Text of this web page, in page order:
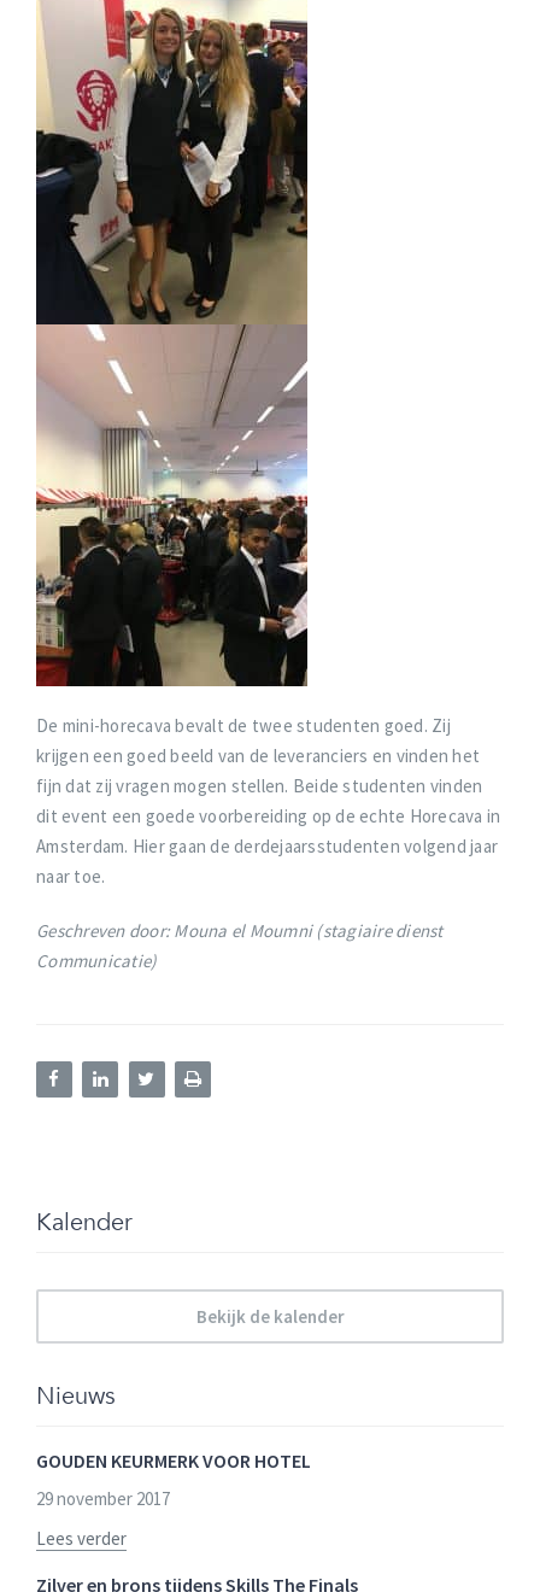
De mini-horecava bevalt de twee studenten goed. Zij
krijgen een goed beeld van de leveranciers en vinden het
fijn dat zij vragen mogen stellen. Beide studenten vinden
dit event een goede voorbereiding op de echte Horecava in
Amsterdam. Hier gaan de derdejaarsstudenten volgend jaar
naar toe.
Geschreven door: Mouna el Moumni (stagiaire dienst
Communicatie)
Kalender
Bekijk de kalender
Nieuws
GOUDEN KEURMERK VOOR HOTEL
29 november 2017
Lees verder
Zilver en brons tijdens Skills The Finals